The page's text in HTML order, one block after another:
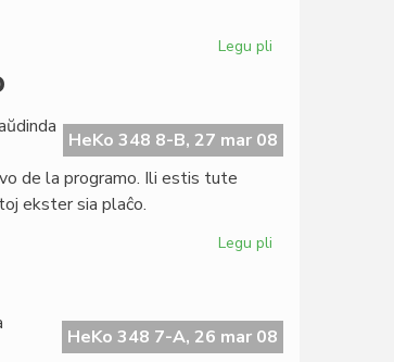
Legu pli
Bled
HeKo 348 8-B, 27 mar 08
de la programo. Ili estis tute
ekster sia plaĉo.
Legu pli
Meksiko
HeKo 348 7-A, 26 mar 08